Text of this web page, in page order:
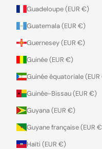
Guadeloupe (EUR €)
Guatemala (EUR €)
Guernesey (EUR €)
Guinée (EUR €)
Guinée équatoriale
Guinée-Bissau (EUR €)
Guyana (EUR €)
Guyane française (EUR
Haïti (EUR €)